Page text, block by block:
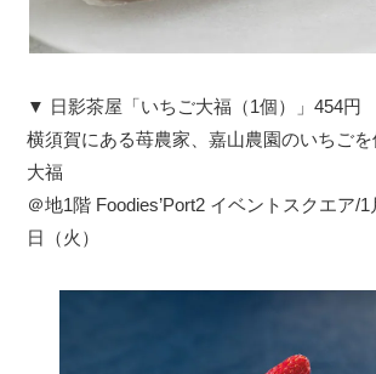
▼ 日影茶屋「いちご大福（1個）」454円
横須賀にある苺農家、嘉山農園のいちご
大福
＠地1階 Foodies’Port2 イベントスクエア/
日（火）